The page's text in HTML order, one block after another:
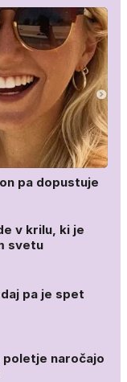
pa dopustuje
v krilu, ki je
svetu
pa je spet
poletje naročajo